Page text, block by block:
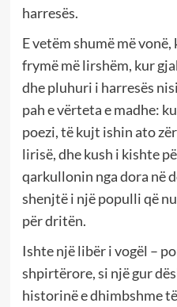
harresës.
E vetëm shumë më
frymë më lirshëm, kur
dhe pluhuri i harresës
pah e vërteta e madhe:
poezi, të kujt ishin ato
lirisë, dhe kush i kishte
qarkullonin nga dora në
shenjtë i një populli që
për dritën.
Ishte një libër i vogël –
shpirtërore, si një gur
historinë e dhimbshme